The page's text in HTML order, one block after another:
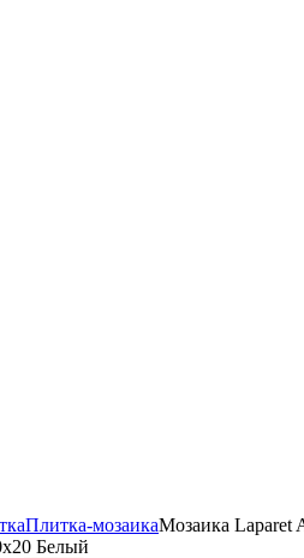
Плитка-мозаикаМозаика Laparet
Белый